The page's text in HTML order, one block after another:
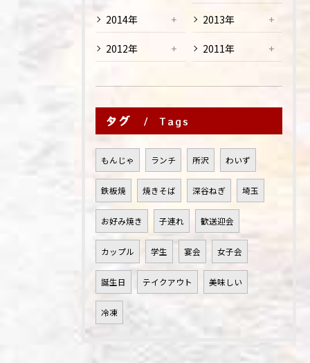
2014年
2013年
2012年 2011年
タグ Tags
もんじゃ ランチ 所沢 わいず
鉄板焼 焼きそば 深谷ねぎ 埼玉
お好み焼き 子連れ 歓送迎会
カップル 学生 宴会 女子会
誕生日 テイクアウト 美味しい
冷凍